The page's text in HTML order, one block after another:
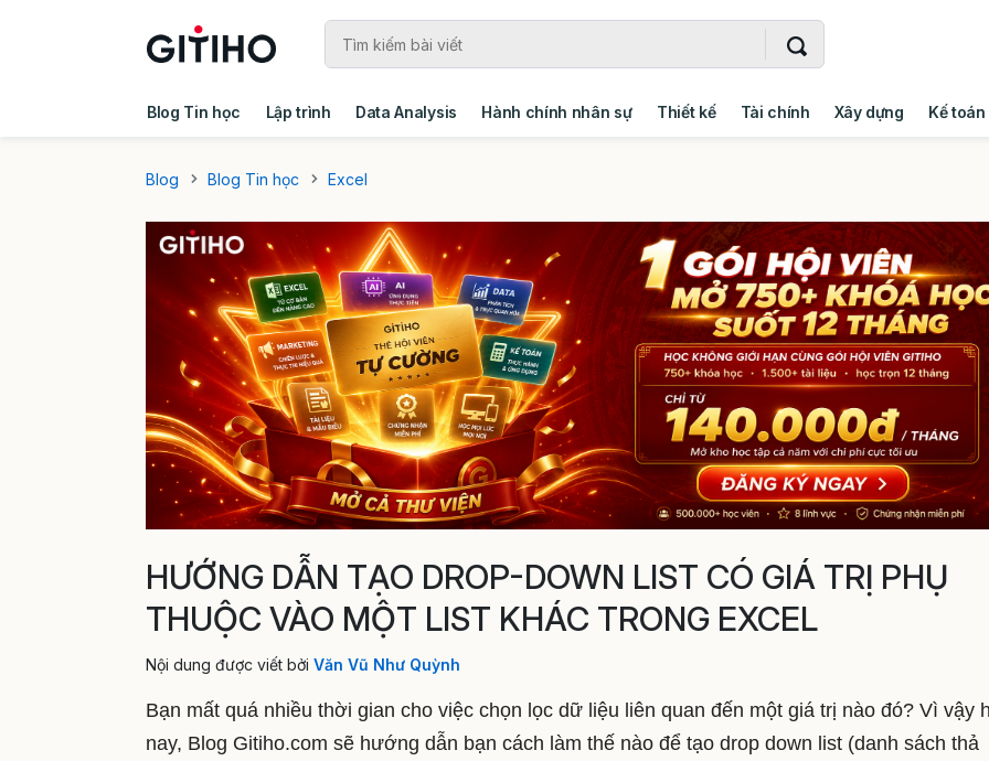
Blog Tin học Lập trình Data Analysis Hành chính nhân sự Thiết kế Tài chính Xây dựng Kế toán
Blog
Blog Tin học Excel
HƯỚNG DẪN TẠO DROP-DOWN LIST CÓ GIÁ TRỊ PHỤ
THUỘC VÀO MỘT LIST KHÁC TRONG EXCEL
Nội dung được viết bởi Văn Vũ Như Quỳnh
Bạn mất quá nhiều thời gian cho việc chọn lọc dữ liệu liên quan đến một giá trị nào đó? Vì vậy
nay, Blog Gitiho.com sẽ hướng dẫn bạn cách làm thế nào để tạo drop down list (danh sách thả